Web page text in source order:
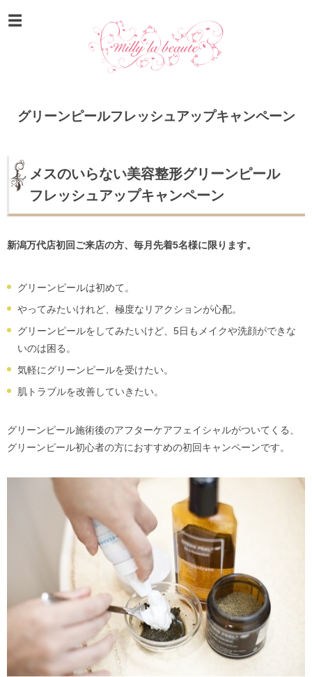
グリーンピールフレッシュアップキャンペーン
メスのいらない美容整形グリーンピール
フレッシュアップキャンペーン
新潟万代店初回ご来店の方、毎月先着5名様に限ります。
グリーンピールは初めて。
やってみたいけれど、極度なリアクションが心配。
グリーンピールをしてみたいけど、5日もメイクや洗顔ができな
いのは困る。
気軽にグリーンピールを受けたい。
肌トラブルを改善していきたい。
グリーンピール施術後のアフターケアフェイシャルがついてくる、
グリーンピール初心者の方におすすめの初回キャンペーンです。